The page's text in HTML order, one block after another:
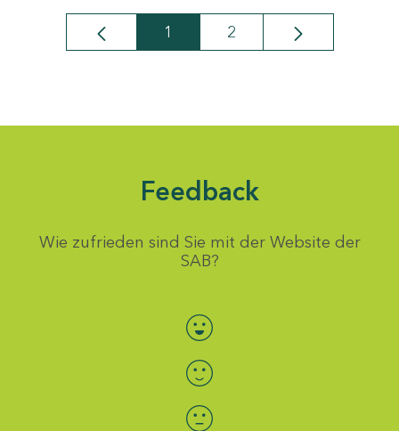
Seite
1 Seite
2
Feedback
Wie zufrieden sind Sie mit der Website der
SAB?
Bewertung auswählen